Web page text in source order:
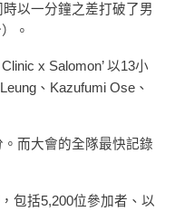
以一分鐘之差打破了男
。
x Salomon’ 以13小
、Kazufumi Ose、
而大會的全隊最快記錄
包括5,200位參加者、以